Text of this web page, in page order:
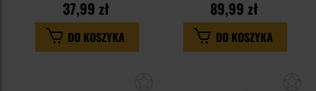
37,99 zł
DO KOSZYKA
89,99 zł
DO KOSZYKA